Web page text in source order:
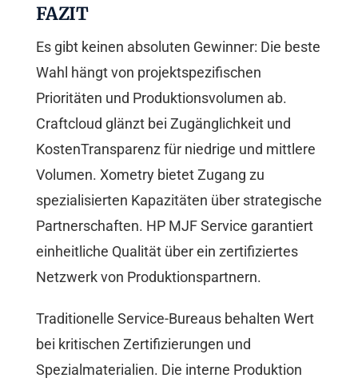
FAZIT
Es gibt keinen absoluten Gewinner: Die beste
Wahl hängt von projektspezifischen
Prioritäten und Produktionsvolumen ab.
Craftcloud glänzt bei Zugänglichkeit und
KostenTransparenz für niedrige und mittlere
Volumen. Xometry bietet Zugang zu
spezialisierten Kapazitäten über strategische
Partnerschaften. HP MJF Service garantiert
einheitliche Qualität über ein zertifiziertes
Netzwerk von Produktionspartnern.
Traditionelle Service-Bureaus behalten Wert
bei kritischen Zertifizierungen und
Spezialmaterialien. Die interne Produktion